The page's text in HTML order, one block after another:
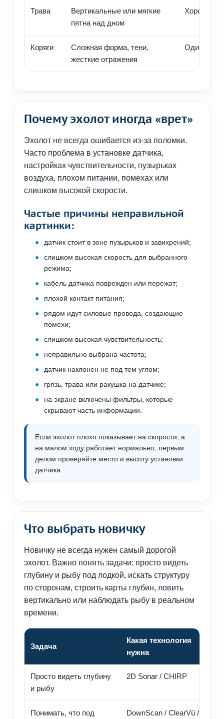
Трава
Вертикальные или мягкие
пятна над дном
Хорошо
Коряги
Сложная форма, тени,
жесткие отражения
Один из
Почему эхолот иногда «врет»
Эхолот не всегда ошибается из-за поломки.
Часто проблема в установке датчика,
настройках чувствительности, пузырьках
воздуха, плохом питании, помехах или
слишком высокой скорости.
Частые причины неправильной
картинки:
датчик стоит в зоне пузырьков и завихрений;
слишком высокая скорость для выбранного
режима;
кабель датчика поврежден или пережат;
плохой контакт питания;
рядом идут силовые провода, создающие
помехи;
слишком высокая чувствительность;
неправильно выбрана частота;
датчик наклонен не под тем углом;
грязь, трава или ракушка на датчике;
на экране включены фильтры, которые
скрывают часть информации.
Если эхолот плохо показывает на скорости, а
на малом ходу работает нормально, первым
делом проверяйте место и высоту установки
датчика.
Что выбрать новичку
Новичку не всегда нужен самый дорогой
эхолот. Важно понять задачи: просто видеть
глубину и рыбу под лодкой, искать структуру
по сторонам, строить карты глубин, ловить
вертикально или наблюдать рыбу в реальном
времени.
Задача
Какая технология
нужна
Просто видеть глубину
и рыбу
2D Sonar / CHIRP
Понимать, что под DownScan / ClearVü /